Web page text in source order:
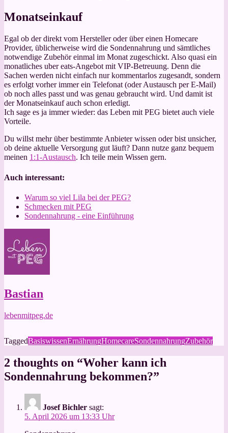
Monatseinkauf
Egal ob der direkt vom Hersteller oder über einen Homecare
Provider, üblicherweise wird die Sondennahrung und sämtliches
notwendige Zubehör einmal im Monat zugeschickt. Also quasi ein
monatliches uber eats-Angebot mit VIP-Betreuung. Denn die
Sachen werden nicht einfach nur kommentarlos zugesandt, sondern
es erfolgt vorher immer ein Telefonat (oder Austausch per E-Mail)
ob noch alles passt und was genau gebraucht wird. Und damit ist
der Monatseinkauf auch schon erledigt.
Ich sage es ja immer wieder: das Leben mit PEG bietet auch viele
Vorteile.
Du willst mehr über bestimmte Anbieter wissen oder bist unsicher,
ob deine aktuelle Versorgung gut läuft? Dann nutze ganz bequem
meinen 1:1-Austausch. Ich teile mein Wissen gern.
Auch interessant:
Warum so viel Lila bei der PEG?
Schmecken mit PEG
Sondennahrung - eine Einführung
Bastian
lebenmitpeg.de
TaggedBasiswissenErnährungHomecareSondennahrungZubehör
2 thoughts on “Woher kann ich
Sondennahrung bekommen?”
Josef Bichler sagt:
5. April 2026 um 13:33 Uhr